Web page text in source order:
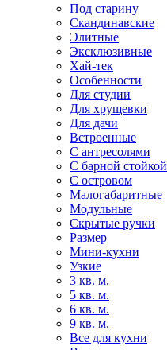
Под старину
Скандинавские
Элитные
Эксклюзивные
Хай-тек
Особенности
Для студии
Для хрущевки
Для дачи
Встроенные
С антресолями
С барной стойкой
С островом
Малогабаритные
Модульные
Скрытые ручки
Размер
Мини-кухни
Узкие
3 кв. м.
5 кв. м.
6 кв. м.
9 кв. м.
Все для кухни